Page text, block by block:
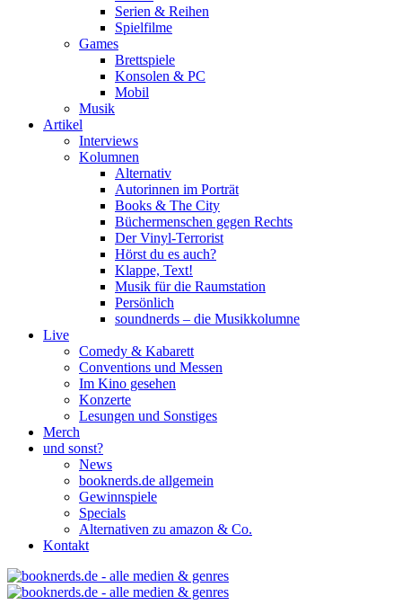
Serien & Reihen
Spielfilme
Games
Brettspiele
Konsolen & PC
Mobil
Musik
Artikel
Interviews
Kolumnen
Alternativ
Autorinnen im Porträt
Books & The City
Büchermenschen gegen Rechts
Der Vinyl-Terrorist
Hörst du es auch?
Klappe, Text!
Musik für die Raumstation
Persönlich
soundnerds – die Musikkolumne
Live
Comedy & Kabarett
Conventions und Messen
Im Kino gesehen
Konzerte
Lesungen und Sonstiges
Merch
und sonst?
News
booknerds.de allgemein
Gewinnspiele
Specials
Alternativen zu amazon & Co.
Kontakt